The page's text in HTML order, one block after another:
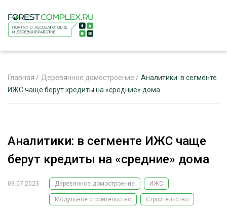
РЕКЛАМОДАТЕЛЯМ
ЛЕСНОЕ ХОЗЯЙСТВО
Главная / Деревянное домостроение / Аналитики: в сегменте
ИЖС чаще берут кредиты на «средние» дома
Аналитики: в сегменте ИЖС чаще
берут кредиты на «средние» дома
09.07.2023 Деревянное домостроение ИЖС
Модульное строительство Строительство